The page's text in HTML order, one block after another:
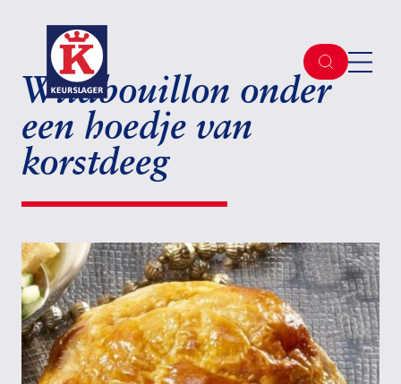
Wildbouillon onder
een hoedje van
korstdeeg